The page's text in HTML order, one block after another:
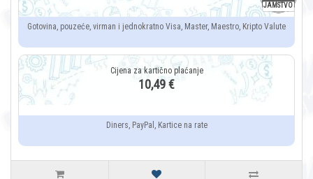
JAMSTVO
Gotovina, pouzeće, virman i jednokratno Visa, Master, Maestro, Kripto Valute
10,49 €
Diners, PayPal, Kartice na rate